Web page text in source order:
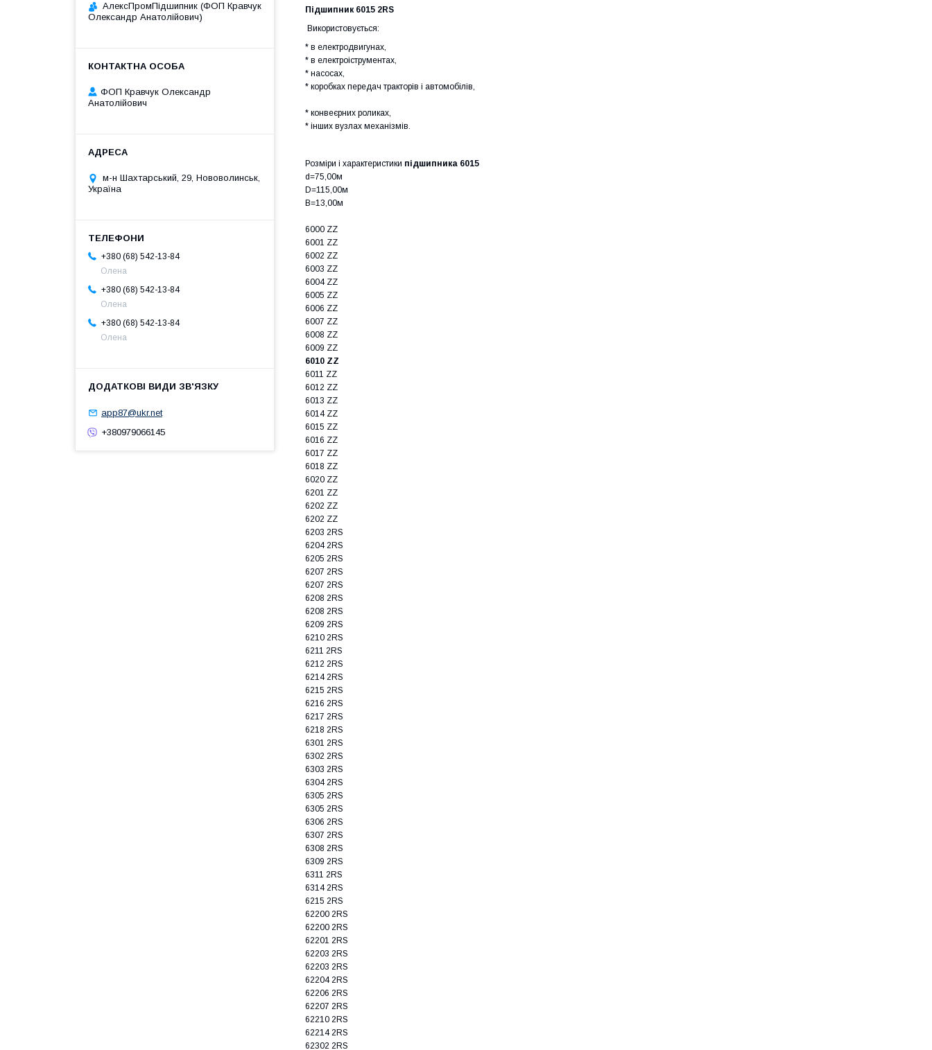
Підшипник 6015 2RS
Використовується:
* в електродвигунах,
* в електроіструментах,
* насосах,
* коробках передач тракторів і автомобілів,
* конвеєрних роликах,
* інших вузлах механізмів.
Розміри і характеристики підшипника 6015
d=75,00м
D=115,00м
B=13,00м
6000 ZZ
6001 ZZ
6002 ZZ
6003 ZZ
6004 ZZ
6005 ZZ
6006 ZZ
6007 ZZ
6008 ZZ
6009 ZZ
6010 ZZ
6011 ZZ
6012 ZZ
6013 ZZ
6014 ZZ
6015 ZZ
6016 ZZ
6017 ZZ
6018 ZZ
6020 ZZ
6201 ZZ
6202 ZZ
6202 ZZ
6203 2RS
6204 2RS
6205 2RS
6207 2RS
6207 2RS
6208 2RS
6208 2RS
6209 2RS
6210 2RS
6211 2RS
6212 2RS
6214 2RS
6215 2RS
6216 2RS
6217 2RS
6218 2RS
6301 2RS
6302 2RS
6303 2RS
6304 2RS
6305 2RS
6305 2RS
6306 2RS
6307 2RS
6308 2RS
6309 2RS
6311 2RS
6314 2RS
6215 2RS
62200 2RS
62200 2RS
62201 2RS
62203 2RS
62203 2RS
62204 2RS
62206 2RS
62207 2RS
62210 2RS
62214 2RS
62302 2RS
АлексПромПідшипник (ФОП Кравчук
Олександр Анатолійович)
ФОП Кравчук Олександр
Анатолійович
м-н Шахтарський, 29, Нововолинськ,
Україна
+380 (68) 542-13-84
Олена
+380 (68) 542-13-84
Олена
+380 (68) 542-13-84
Олена
app87@ukr.net
+380979066145